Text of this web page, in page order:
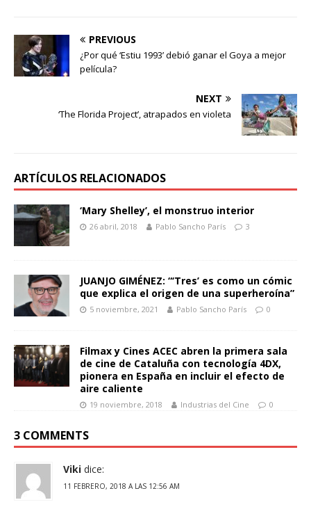
PREVIOUS
¿Por qué ‘Estiu 1993’ debió ganar el Goya a mejor
película?
NEXT
‘The Florida Project’, atrapados en violeta
ARTÍCULOS RELACIONADOS
‘Mary Shelley’, el monstruo interior
26 abril, 2018 Pablo Sancho París 3
JUANJO GIMÉNEZ: “‘Tres’ es como un cómic
que explica el origen de una superheroína”
5 noviembre, 2021 Pablo Sancho París 0
Filmax y Cines ACEC abren la primera sala
de cine de Cataluña con tecnología 4DX,
pionera en España en incluir el efecto de
aire caliente
19 noviembre, 2018 Industrias del Cine 0
3 COMMENTS
Viki dice:
11 FEBRERO, 2018 A LAS 12:56 AM